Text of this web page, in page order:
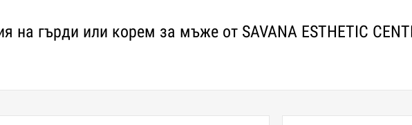
на гърди или корем за мъже от SAVANA ESTHETIC